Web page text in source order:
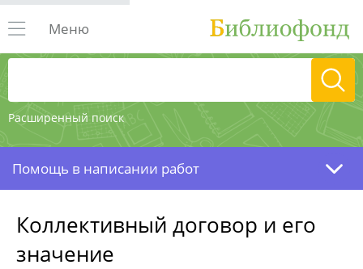
Расширенный поиск
Меню
Помощь в написании работ
Коллективный договор и его
значение